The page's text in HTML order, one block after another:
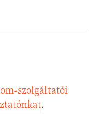
szolgáltatói
.